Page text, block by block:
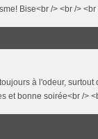
Bise<br /> <br /> <br
à l'odeur,
et bonne soirée<br />